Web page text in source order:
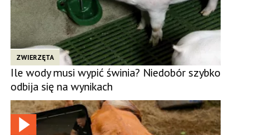
ZWIERZĘTA
Ile wody musi wypić świnia? Niedobór szybko
odbija się na wynikach